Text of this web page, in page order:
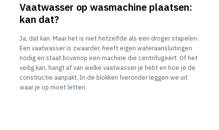
Vaatwasser op wasmachine plaatsen:
kan dat?
Ja, dat kan. Maar het is niet hetzelfde als een droger stapelen.
Een vaatwasser is zwaarder, heeft eigen wateraansluitingen
nodig en staat bovenop een machine die centrifugeert. Of het
veilig kan, hangt af van welke vaatwasser je hebt en hoe je de
constructie aanpakt. In de blokken hieronder leggen we uit
waar je op moet letten.